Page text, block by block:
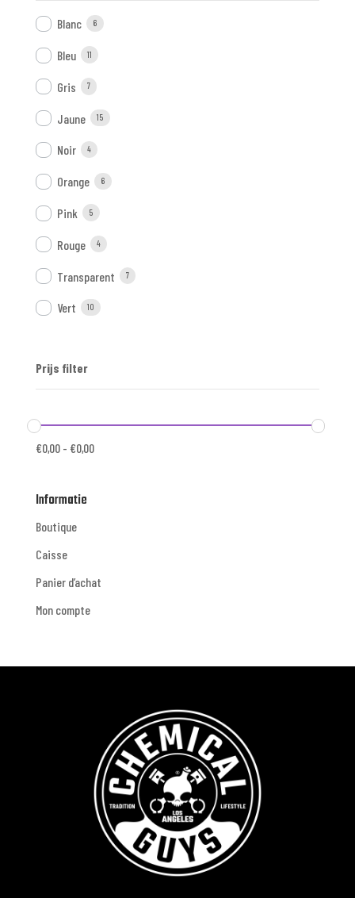
Blanc 6
Bleu 11
Gris 7
Jaune 15
Noir 4
Orange 6
Pink 5
Rouge 4
Transparent 7
Vert 10
Prijs filter
€0,00- €0,00
Informatie
Boutique
Caisse
Panier d’achat
Mon compte